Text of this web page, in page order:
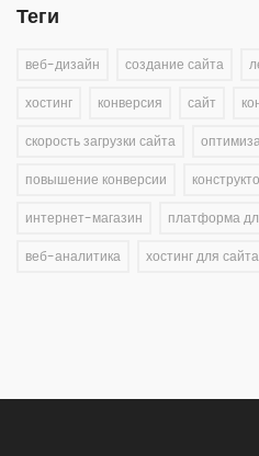
Теги
веб-дизайн создание сайта
хостинг конверсия сайт
скорость загрузки сайта
повышение конверсии
интернет-магазин платформа
веб-аналитика хостинг для сайта